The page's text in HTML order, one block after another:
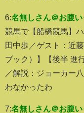
6:名無しさん＠お腹
競馬で【船橋競馬】
田中歩／ゲスト：近
ブック）】【後半 進
／解説：ジョーカー
わなかったわ
7:名無しさん＠お腹